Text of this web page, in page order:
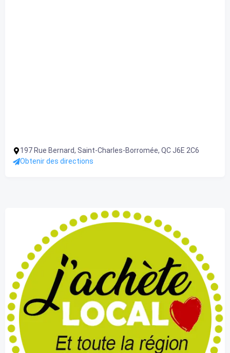
197 Rue Bernard, Saint-Charles-Borromée, QC J6E 2C6
Obtenir des directions